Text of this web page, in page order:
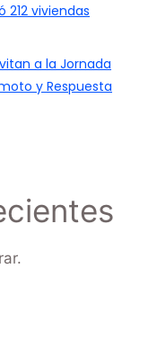
212 viviendas
a la Jornada
y Respuesta